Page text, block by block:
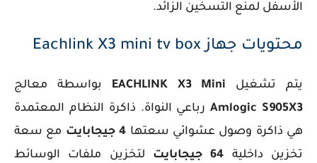
الأسفل لمنع التسخين الزائد.
محتويات جهاز Eachlink X3 mini tv box
يتم تشغيل EACHLINK X3 Mini بواسطة معالج
Amlogic S905X3رباعي النواة. ذاكرة النظام المعتمدة
هي ذاكرة وصول عشوائي سعتها 4 جيجابايت
مع سعة
تخزين داخلية 64 جيجابايت
لتخزين ملفات الوسائط